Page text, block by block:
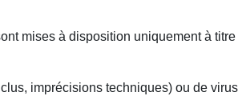
mises à disposition uniquement à
imprécisions techniques) ou de